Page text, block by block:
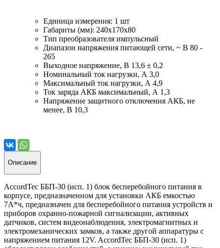
Единица измерения: 1 шт
Габариты (мм): 240x170x80
Тип преобразователя импульсный
Диапазон напряжения питающей сети, ~ В 80 -
265
Выходное напряжение, В 13,6 ± 0,2
Номинальный ток нагрузки, А 3,0
Максимальный ток нагрузки, А 4,9
Ток заряда АКБ максимальный, А 1,3
Напряжение защитного отключения АКБ, не
менее, В 10,3
Описание
AccordTec ББП-30 (исп. 1) блок бесперебойного питания в
корпусе, предназначенном для установки АКБ емкостью
7А*ч, предназначен для бесперебойного питания устройств и
приборов охранно-пожарной сигнализации, активных
датчиков, систем видеонаблюдения, электромагнитных и
электромеханических замков, а также другой аппаратуры с
напряжением питания 12V. AccordTec ББП-30 (исп. 1)